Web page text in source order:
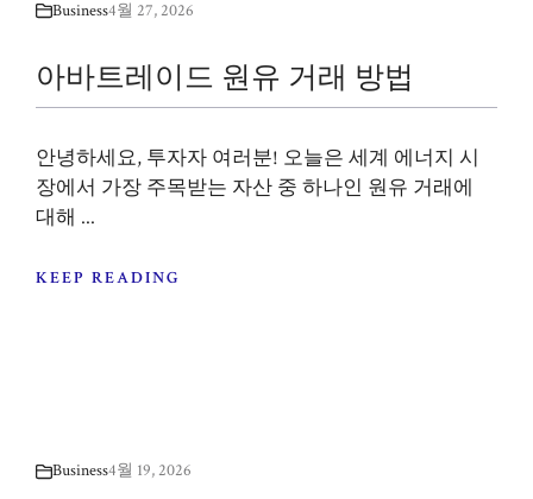
Business4월 27, 2026
아바트레이드 원유 거래 방법
안녕하세요, 투자자 여러분! 오늘은 세계 에너지 시
장에서 가장 주목받는 자산 중 하나인 원유 거래에
대해 ...
KEEP READING
Business4월 19, 2026